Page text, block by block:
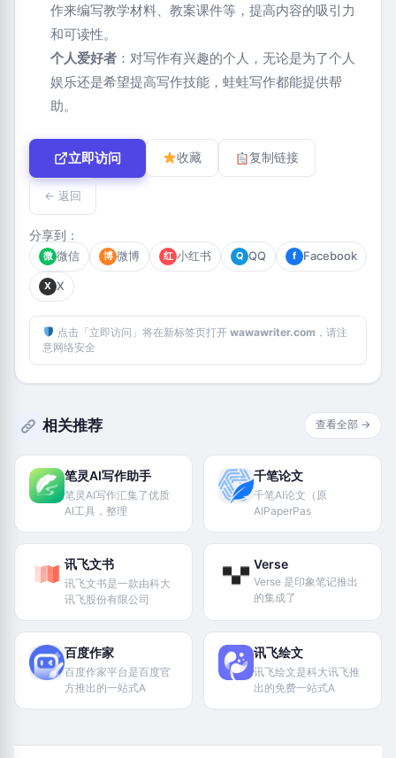
作来编写教学材料、教案课件等，提高内容的吸引力
和可读性。
个人爱好者 ：对写作有兴趣的个人，无论是为了个人
娱乐还是希望提高写作技能，蛙蛙写作都能提供帮
助。
立即访问 收藏 复制链接
← 返回
分享到：
微 微信 博 微博 红 小红书 Q QQ f Facebook
X X
点击「立即访问」将在新标签页打开 wawawriter.com ，请注
意网络安全
相关推荐 查看全部 →
笔灵AI写作助手
笔灵AI写作汇集了优质
AI工具，整理
千笔论文
千笔AI论文（原
AIPaperPas
讯飞文书
讯飞文书是一款由科大
讯飞股份有限公司
Verse
Verse 是印象笔记推出
的集成了
百度作家
百度作家平台是百度官
方推出的一站式A
讯飞绘文
讯飞绘文是科大讯飞推
出的免费一站式A